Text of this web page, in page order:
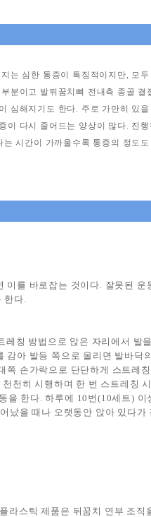
는 심한 통증이 특징적이지만, 모
분이고 발뒤꿈치뼈 전내측 종골 결
심해지기도 한다. 주로 가만히 있
다시 줄어드는 양상이 많다. 진행
시간이 가까울수록 통증의 정도
이를 바로잡는 것이다. 잘못된 운
한다.
칭 방법으로 앉은 자리에서 발
아 발등 쪽으로 올리면 발바닥
손가락으로 단단하게 스트레
천히 시행하며 한 번 스트레칭
을 한다. 하루에 10번(10세트) 이
났을 때나 오랫동안 앉아 있다가
라스틱 제품은 뒤꿈치 연부 조직